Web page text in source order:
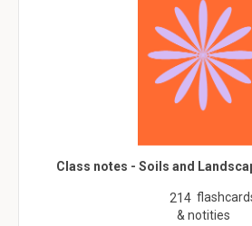
Class notes - Soils and
214
& notities